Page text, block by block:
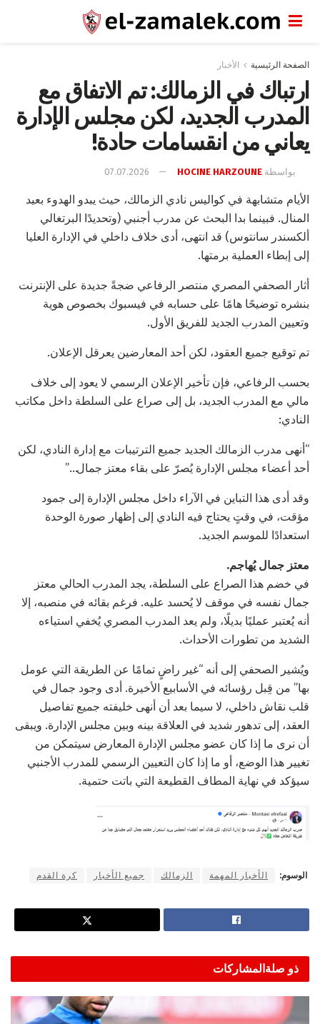
الصفحة الرئيسية الأخبار
ارتباك في الزمالك: تم الاتفاق مع
المدرب الجديد، لكن مجلس الإدارة
يعاني من انقسامات حادة!
بواسطة HOCINE HARZOUNE
07.07.2026
الأيام متشابهة في كواليس نادي الزمالك، حيث يبدو الهدوء بعيد
المنال. فبينما بدا البحث عن مدرب أجنبي (وتحديدًا البرتغالي
ألكسندر سانتوس) قد انتهى، أدى خلاف داخلي في الإدارة العليا
إلى إبطاء العملية برمتها.
أثار الصحفي المصري منتصر الرفاعي ضجةً جديدة على الإنترنت
بنشره توضيحًا هامًا على حسابه في فيسبوك بخصوص هوية
وتعيين المدرب الجديد للفريق الأول.
تم توقيع جميع العقود، لكن أحد المعارضين يعرقل الإعلان.
بحسب الرفاعي، فإن تأخير الإعلان الرسمي لا يعود إلى خلاف
مالي مع المدرب الجديد، بل إلى صراع على السلطة داخل مكاتب
النادي:
“أنهى مدرب الزمالك الجديد جميع الترتيبات مع إدارة النادي، لكن
أحد أعضاء مجلس الإدارة يُصرّ على بقاء معتز جمال…”
وقد أدى هذا التباين في الآراء داخل مجلس الإدارة إلى جمود
مؤقت، في وقتٍ يحتاج فيه النادي إلى إظهار صورة الوحدة
استعدادًا للموسم الجديد.
معتز جمال يُهاجم.
في خضم هذا الصراع على السلطة، يجد المدرب الحالي معتز
جمال نفسه في موقف لا يُحسد عليه. فرغم بقائه في منصبه، إلا
أنه يُعتبر عمليًا بديلًا، ولم يعد المدرب المصري يُخفي استياءه
الشديد من تطورات الأحداث.
ويُشير الصحفي إلى أنه “غير راضٍ تمامًا عن الطريقة التي عومل
بها” من قِبل رؤسائه في الأسابيع الأخيرة. أدى وجود جمال في
قلب نقاش داخلي، لا سيما بعد أن أنهى خليفته جميع تفاصيل
العقد، إلى تدهور شديد في العلاقة بينه وبين مجلس الإدارة. ويبقى
أن نرى ما إذا كان عضو مجلس الإدارة المعارض سيتمكن من
تغيير هذا الوضع، أو ما إذا كان التعيين الرسمي للمدرب الأجنبي
سيؤكد في نهاية المطاف القطيعة التي باتت حتمية.
الوسوم: الأخبار المهمة الزمالك جميع الأخبار كرة القدم
ذو صلةالمشاركات